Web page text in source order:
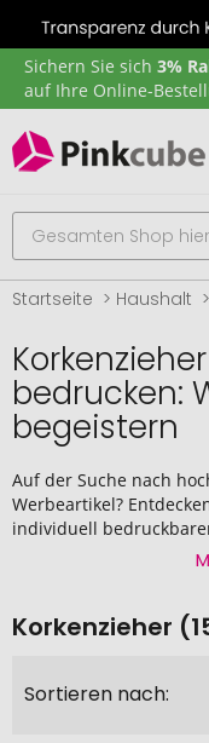
Sichern Sie sich 3%
auf Ihre Online-
Startseite Haushalt
bedrucken:
begeistern
Auf der Suche nach
Werbeartikel?
individuell
Korkenzieher
Sortieren nach: